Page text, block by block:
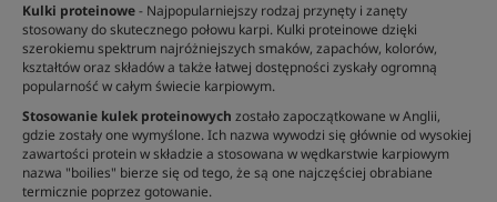
Kulki proteinowe- Najpopularniejszy rodzaj przynęty i zanęty
stosowany do skutecznego połowu karpi. Kulki proteinowe dzięki
szerokiemu spektrum najróżniejszych smaków, zapachów, kolorów,
kształtów oraz składów a także łatwej dostępności zyskały ogromną
popularność w całym świecie karpiowym.
Stosowanie kulek proteinowych zostało zapoczątkowane w Anglii,
gdzie zostały one wymyślone. Ich nazwa wywodzi się głównie od wysokiej
zawartości protein w składzie a stosowana w wędkarstwie karpiowym
nazwa "boilies" bierze się od tego, że są one najczęściej obrabiane
termicznie poprzez gotowanie.